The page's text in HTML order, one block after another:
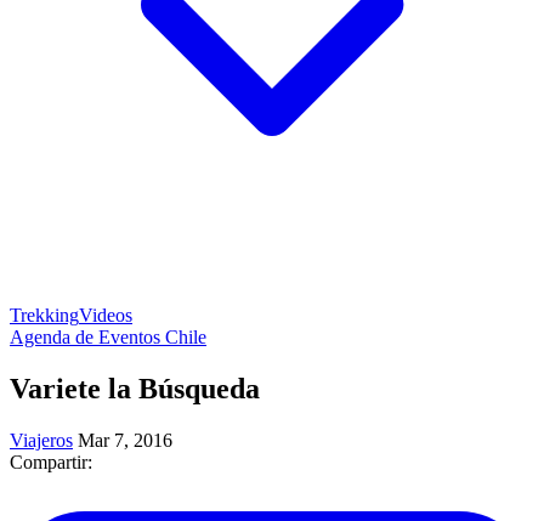
TrekkingVideos
Agenda de Eventos Chile
Variete la Búsqueda
Viajeros Mar 7, 2016
Compartir: